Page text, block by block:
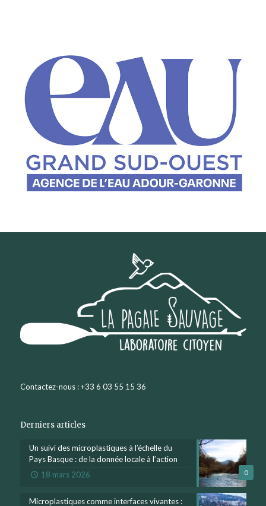
Contactez-nous : +33 6 03 55 15 36
Derniers articles
0
Un suivi des microplastiques à l’échelle du
Pays Basque : de la donnée locale à l’action
18 mars 2026
Microplastiques comme interfaces vivantes :